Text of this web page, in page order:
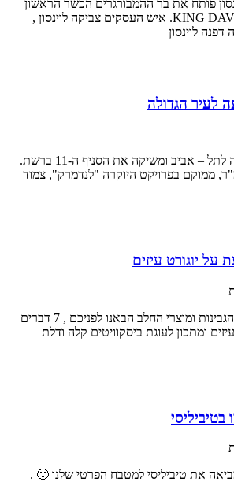
פותח את בר ההמבורגרים הכשר הראשון
,באתונה KING DAVID BURGER. איש העסקים צביקה לוינסון ,
לוינסון
לעיר הגדולה
רשת "בייגל קפה", מגיעה לתל – אביב ומשיקה את הסניף ה-11 ברשת.
בשטח של 160 מ"ר, ממוקם בפרויקט היוקרה "לנדמרק", צמוד
לקראת חג השבועות חג הגבינות ומוצרי החלב הבאנו לפניכם , 7 דברים
ומתכון לעוגת ביסקוויטים קלה ודלת
בטיביליסי
את טיביליסי למטבח הפרטי שלנו 🙂 .